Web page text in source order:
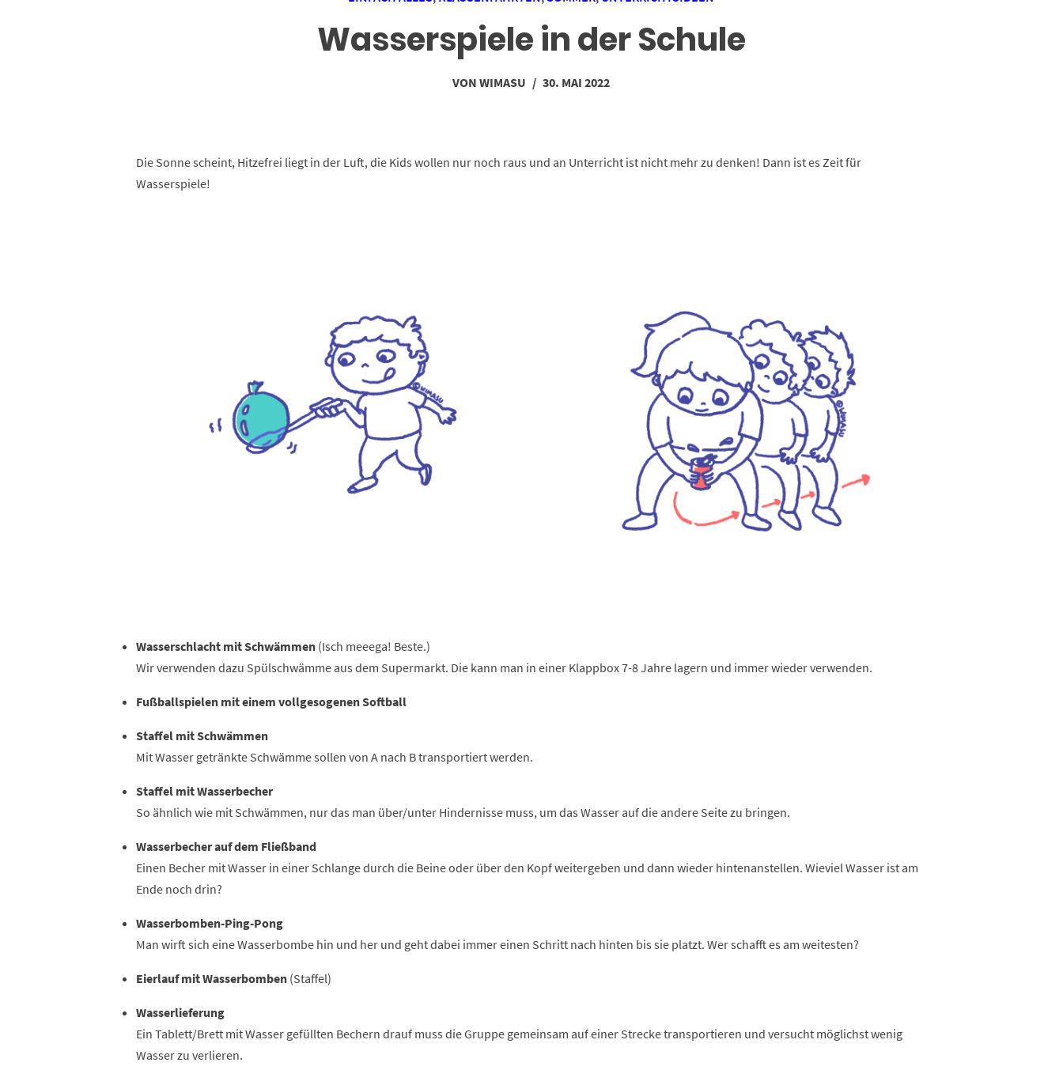
Wasserspiele in der Schule
VONWIMASU / 30. MAI 2022
Die Sonne scheint, Hitzefrei liegt in der Luft, die Kids wollen nur noch raus und an Unterricht ist nicht mehr zu denken! Dann ist es Zeit für
Wasserspiele!
Wasserschlacht mit Schwämmen(Isch meeega! Beste.)
Wir verwenden dazu Spülschwämme aus dem Supermarkt. Die kann man in einer Klappbox 7-8 Jahre lagern und immer wieder verwenden.
Fußballspielen mit einem vollgesogenen Softball
Staffel mit Schwämmen
Mit Wasser getränkte Schwämme sollen von A nach B transportiert werden.
Staffel mit Wasserbecher
So ähnlich wie mit Schwämmen, nur das man über/unter Hindernisse muss, um das Wasser auf die andere Seite zu bringen.
Wasserbecher auf dem Fließband
Einen Becher mit Wasser in einer Schlange durch die Beine oder über den Kopf weitergeben und dann wieder hintenanstellen. Wieviel Wasser ist am
Ende noch drin?
Wasserbomben-Ping-Pong
Man wirft sich eine Wasserbombe hin und her und geht dabei immer einen Schritt nach hinten bis sie platzt. Wer schafft es am weitesten?
Eierlauf mit Wasserbomben(Staffel)
Wasserlieferung
Ein Tablett/Brett mit Wasser gefüllten Bechern drauf muss die Gruppe gemeinsam auf einer Strecke transportieren und versucht möglichst wenig
Wasser zu verlieren.